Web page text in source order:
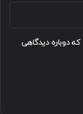
دوباره دیدگاهی